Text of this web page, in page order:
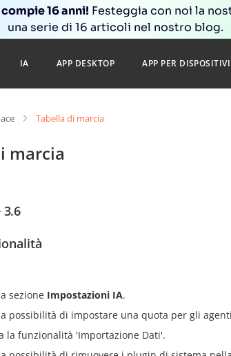
compie 16 anni! Festeggia con noi la
una serie di 16 articoli nel nostro blog.
IA APP DESKTOP APP PER
Tabella di marcia
marcia
3.6
sezione Impostazioni IA.
possibilità di impostare una quota per gli
la funzionalità 'Importazione Dati'.